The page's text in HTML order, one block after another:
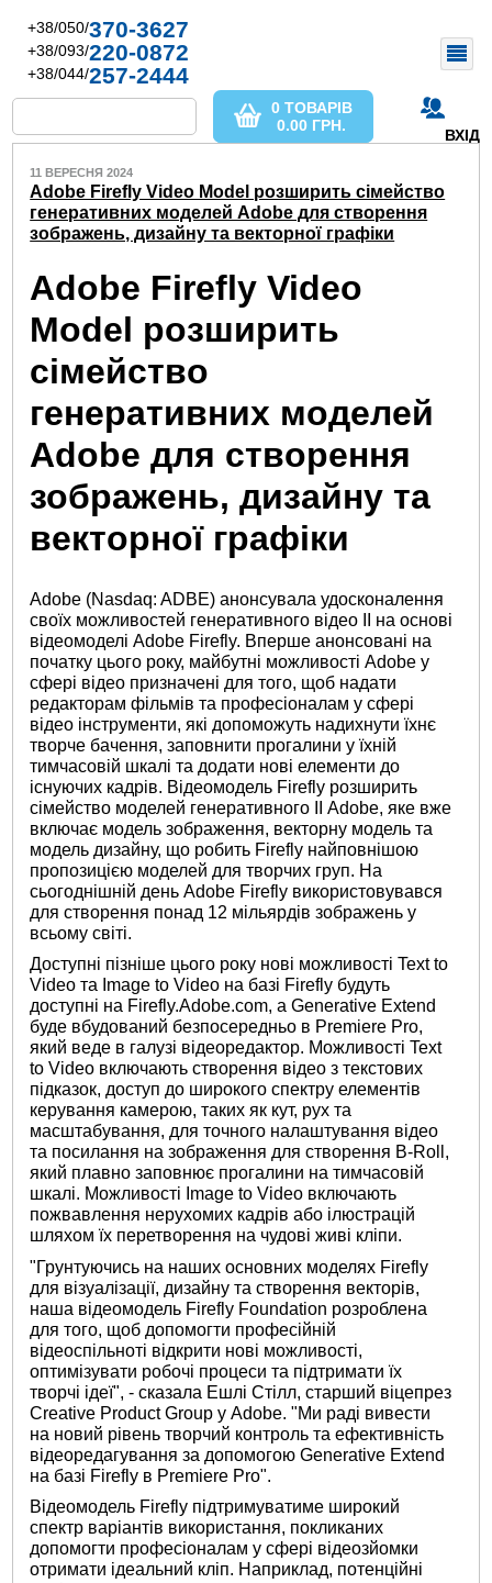
+38/050/370-3627
+38/093/220-0872
+38/044/257-2444
ВХІД
0 ТОВАРІВ
0.00 ГРН.
11 ВЕРЕСНЯ 2024
Adobe Firefly Video Model розширить сімейство
генеративних моделей Adobe для створення
зображень, дизайну та векторної графіки
Adobe Firefly Video
Model розширить
сімейство
генеративних моделей
Adobe для створення
зображень, дизайну та
векторної графіки
Adobe (Nasdaq: ADBE) анонсувала удосконалення
своїх можливостей генеративного відео ІІ на основі
відеомоделі Adobe Firefly. Вперше анонсовані на
початку цього року, майбутні можливості Adobe у
сфері відео призначені для того, щоб надати
редакторам фільмів та професіоналам у сфері
відео інструменти, які допоможуть надихнути їхнє
творче бачення, заповнити прогалини у їхній
тимчасовій шкалі та додати нові елементи до
існуючих кадрів. Відеомодель Firefly розширить
сімейство моделей генеративного ІІ Adobe, яке вже
включає модель зображення, векторну модель та
модель дизайну, що робить Firefly найповнішою
пропозицією моделей для творчих груп. На
сьогоднішній день Adobe Firefly використовувався
для створення понад 12 мільярдів зображень у
всьому світі.
Доступні пізніше цього року нові можливості Text to
Video та Image to Video на базі Firefly будуть
доступні на Firefly.Adobe.com, а Generative Extend
буде вбудований безпосередньо в Premiere Pro,
який веде в галузі відеоредактор. Можливості Text
to Video включають створення відео з текстових
підказок, доступ до широкого спектру елементів
керування камерою, таких як кут, рух та
масштабування, для точного налаштування відео
та посилання на зображення для створення B-Roll,
який плавно заповнює прогалини на тимчасовій
шкалі. Можливості Image to Video включають
пожвавлення нерухомих кадрів або ілюстрацій
шляхом їх перетворення на чудові живі кліпи.
"Грунтуючись на наших основних моделях Firefly
для візуалізації, дизайну та створення векторів,
наша відеомодель Firefly Foundation розроблена
для того, щоб допомогти професійній
відеоспільноті відкрити нові можливості,
оптимізувати робочі процеси та підтримати їх
творчі ідеї", - сказала Ешлі Стілл, старший віцепрез
Creative Product Group у Adobe. "Ми раді вивести
на новий рівень творчий контроль та ефективність
відеоредагування за допомогою Generative Extend
на базі Firefly в Premiere Pro".
Відеомодель Firefly підтримуватиме широкий
спектр варіантів використання, покликаних
допомогти професіоналам у сфері відеозйомки
отримати ідеальний кліп. Наприклад, потенційні